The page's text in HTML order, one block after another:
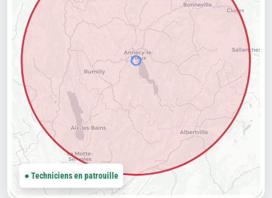
● Techniciens en patrouille